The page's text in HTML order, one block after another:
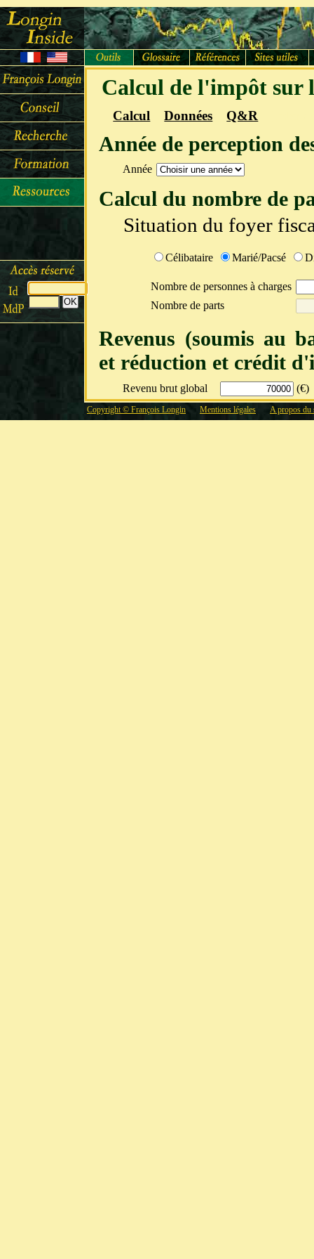
Calcul de l'impôt sur
Calcul Données Q&R
Année de perception
Année
Calcul du nombre de
Situation du foyer
Célibataire Marié/Pacsé
Nombre de personnes à charges
Nombre de parts
Revenus (soumis au
et réduction et crédit
Revenu brut global
(€)
Frais professionnels :
Abattement
Copyright © François Longin Mentions légales A propos du